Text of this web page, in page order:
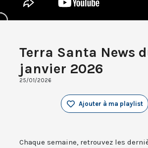
Terra Santa News
janvier 2026
25/01/2026
Ajouter à ma playlist
Chaque semaine, retrouvez les